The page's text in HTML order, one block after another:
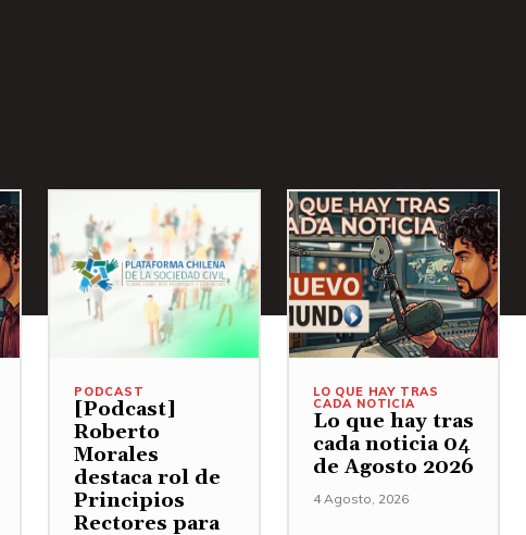
PODCAST
[Podcast]
Roberto
Morales
destaca rol de
Principios
Rectores para
LO QUE HAY TRAS
CADA NOTICIA
Lo que hay tras
cada noticia 04
de Agosto 2026
4 Agosto, 2026